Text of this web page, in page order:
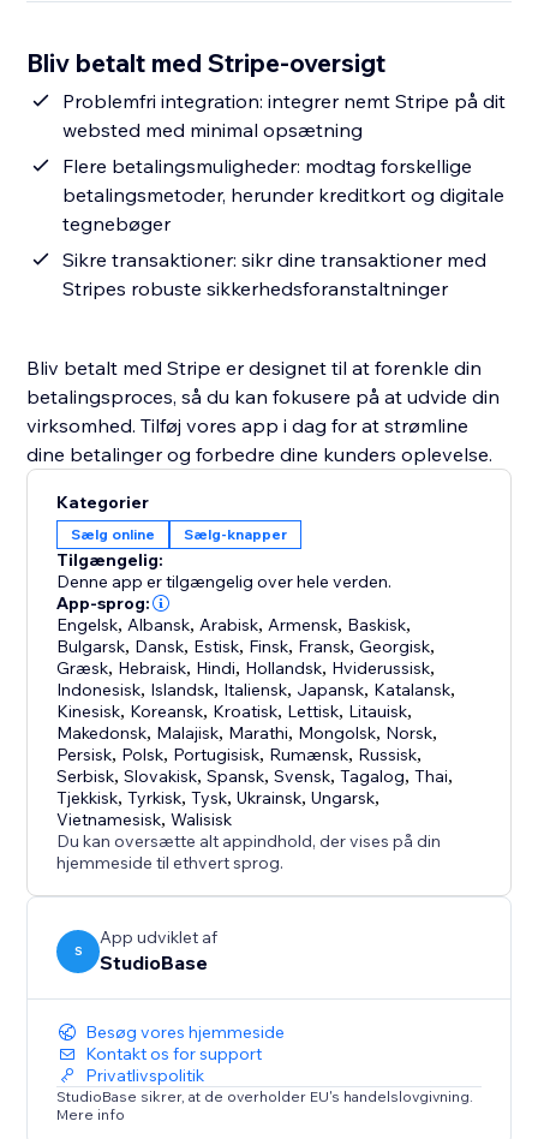
Bliv betalt med Stripe-oversigt
Problemfri integration: integrer nemt Stripe på dit
websted med minimal opsætning
Flere betalingsmuligheder: modtag forskellige
betalingsmetoder, herunder kreditkort og digitale
tegnebøger
Sikre transaktioner: sikr dine transaktioner med
Stripes robuste sikkerhedsforanstaltninger
Bliv betalt med Stripe er designet til at forenkle din
betalingsproces, så du kan fokusere på at udvide din
virksomhed. Tilføj vores app i dag for at strømline
dine betalinger og forbedre dine kunders oplevelse.
Kategorier
Sælg online Sælg-knapper
Tilgængelig:
Denne app er tilgængelig over hele verden.
App-sprog:
Engelsk, Albansk, Arabisk, Armensk, Baskisk,
Bulgarsk, Dansk, Estisk, Finsk, Fransk,Georgisk,
Græsk, Hebraisk, Hindi, Hollandsk, Hviderussisk,
Indonesisk, Islandsk, Italiensk, Japansk, Katalansk,
Kinesisk, Koreansk, Kroatisk, Lettisk, Litauisk,
Makedonsk, Malajisk, Marathi, Mongolsk, Norsk,
Persisk, Polsk, Portugisisk, Rumænsk, Russisk,
Serbisk,Slovakisk,Spansk,Svensk,Tagalog,Thai,
Tjekkisk,Tyrkisk,Tysk,Ukrainsk,Ungarsk,
Vietnamesisk,Walisisk
Du kan oversætte alt appindhold, der vises på din
hjemmeside til ethvert sprog.
S
App udviklet af
StudioBase
Besøg vores hjemmeside
Kontakt os for support
Privatlivspolitik
StudioBase sikrer, at de overholder EU's handelslovgivning.
Mere info